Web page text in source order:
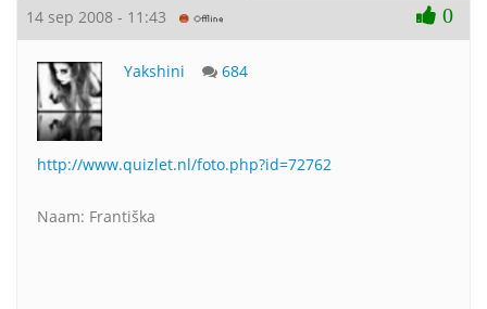
14 sep 2008 - 11:43 0
Yakshini 684
http://www.quizlet.nl/foto.php?id=72762
Naam: Františka